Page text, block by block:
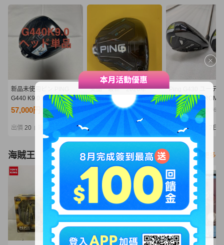
新品未使用ピン PING
G440 K9.0 ドライバーヘ
ッド 1Wヘッド単品
57,000円 NT12,334
出價 20 剩餘 2 時
美品 最新 2026年
PING G440 K ドライバー
10.5度 ヘッド単品
51,001円NT11,036
出價14 剩餘 7日
Ping G430 ユーテ
ィ TOUR CHROM
U5 2本セット
40,500円NT8,764
出價13 7日
海賊王 看更多